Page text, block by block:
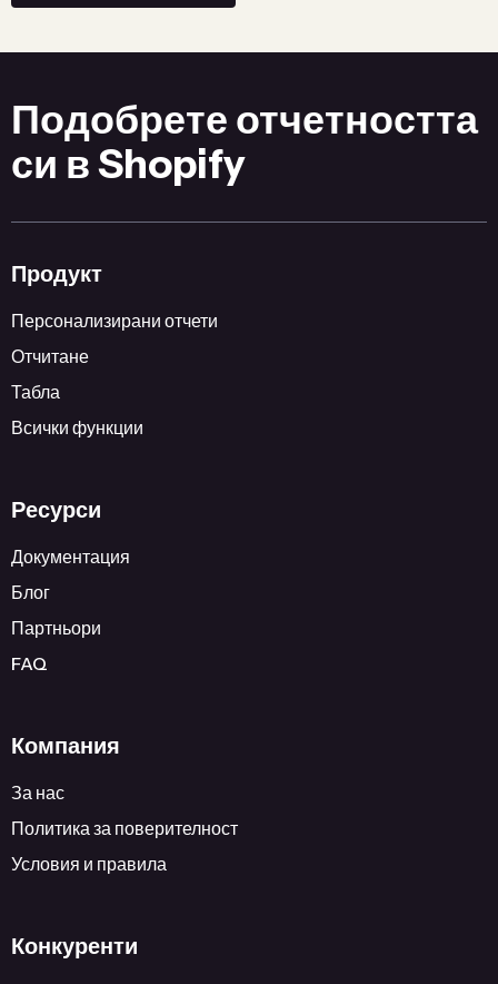
Подобрете отчетността
си в Shopify
Продукт
Персонализирани отчети
Отчитане
Табла
Всички функции
Ресурси
Документация
Блог
Партньори
FAQ
Компания
За нас
Политика за поверителност
Условия и правила
Конкуренти